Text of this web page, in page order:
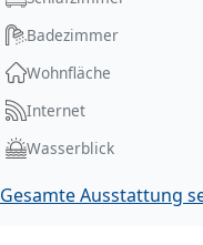
Badezimmer
Wohnfläche
Internet
Wasserblick
Gesamte Ausstattung